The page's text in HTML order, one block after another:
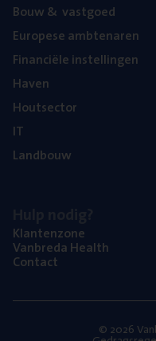
Bouw& vastgoed
Euro­pe­se ambtenaren
Finan­ci­ë­le instellingen
Haven
Hout­sec­tor
IT
Land­bouw
Klan­ten­zo­ne
Van­b­re­da Health
Con­tact
© 2026